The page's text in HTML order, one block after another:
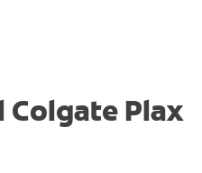
Colgate Plax